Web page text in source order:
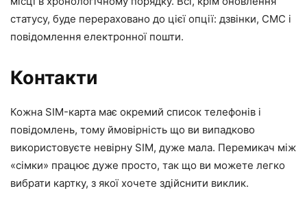
статусу, буде перераховано до цієї опції: дзвінки, СМС і
повідомлення електронної пошти.
Контакти
Кожна SIM-карта має окремий список телефонів і
повідомлень, тому ймовірність що ви випадково
використовуєте невірну SIM, дуже мала. Перемикач між
«сімки» працює дуже просто, так що ви можете легко
вибрати картку, з якої хочете здійснити виклик.